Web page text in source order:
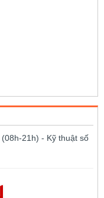
(08h-21h) - Kỹ thuật số